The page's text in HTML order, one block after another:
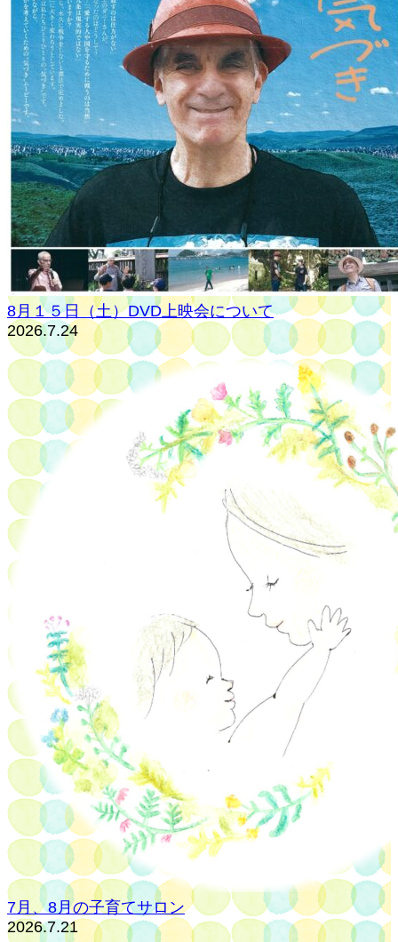
8月１５日（土）DVD上映会について
2026.7.24
7月、8月の子育てサロン
2026.7.21